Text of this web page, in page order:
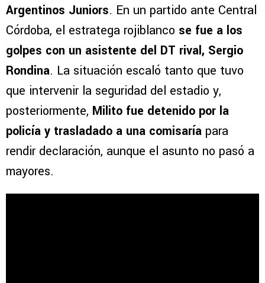
Argentinos Juniors. En un partido ante Central
Córdoba, el estratega rojiblanco se fue a los
golpes con un asistente del DT rival, Sergio
Rondina. La situación escaló tanto que tuvo
que intervenir la seguridad del estadio y,
posteriormente, Milito fue detenido por la
policía y trasladado a una comisaría para
rendir declaración, aunque el asunto no pasó a
mayores.